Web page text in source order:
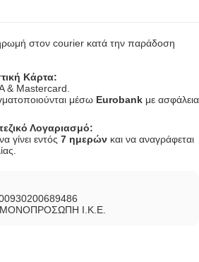
στον courier κατά την παράδοση
Κάρτα:
& Mastercard.
μέσω Eurobank με ασφάλεια
Λογαριασμό:
γίνει εντός 7 ημερών και να αναγράφεται
ΜΟΝΟΠΡΟΣΩΠΗ Ι.Κ.Ε.